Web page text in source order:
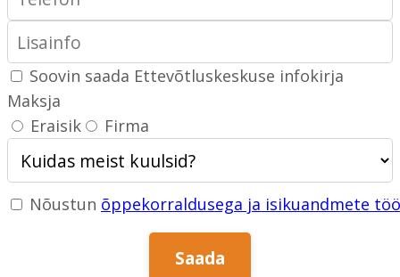
Soovin saada Ettevõtluskeskuse infokirja
Maksja
Eraisik
Firma
Nõustun õppekorraldusega ja isikuandmete
Saada